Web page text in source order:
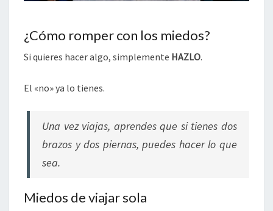
¿Cómo romper con los miedos?
Si quieres hacer algo, simplemente HAZLO.
El «no» ya lo tienes.
Una vez viajas, aprendes que si tienes dos
brazos y dos piernas, puedes hacer lo que
sea.
Miedos de viajar sola